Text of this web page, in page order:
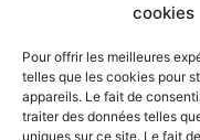
cookies
Pour offrir les meilleures
telles que les cookies pour
appareils. Le fait de
traiter des données telles
uniques sur ce site. Le fait
LIEU
Sebio
Projection-